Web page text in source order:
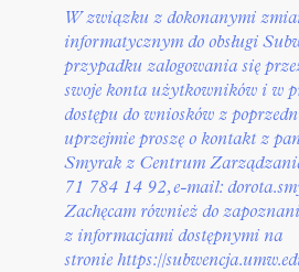
W związku z dokonanymi
informatycznym do obsługi
przypadku zalogowania się
swoje konta użytkowników i w
dostępu do wniosków z
uprzejmie proszę o kontakt z
Smyrak z Centrum
71 784 14 92, e-mail:
Zachęcam również do
z informacjami dostępnymi na
stronie https://